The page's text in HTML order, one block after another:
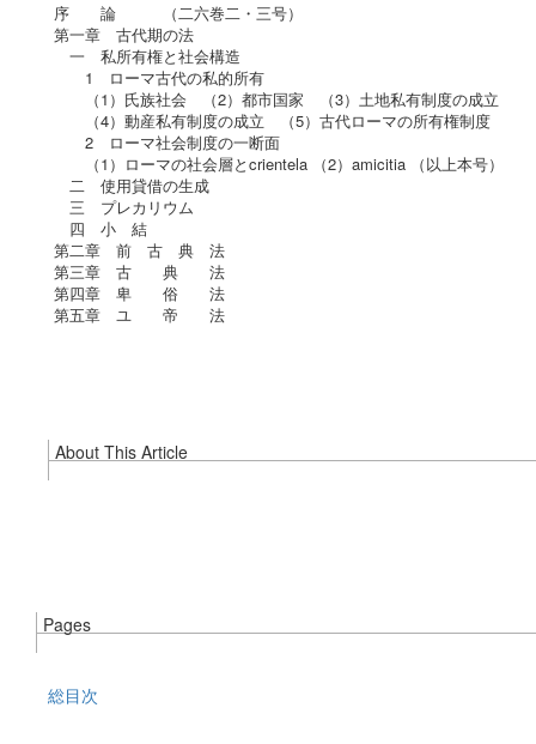
序 論 （二六巻二・三号）
第一章 古代期の法
一 私所有権と社会構造
1 ローマ古代の私的所有
（1）氏族社会 （2）都市国家 （3）土地私有制度の成立
（4）動産私有制度の成立 （5）古代ローマの所有権制度
2 ローマ社会制度の一断面
（1）ローマの社会層とcrientela （2）amicitia （以上本号）
二 使用貸借の生成
三 プレカリウム
四 小 結
第二章 前 古 典 法
第三章 古 典 法
第四章 卑 俗 法
第五章 ユ 帝 法
About This Article
Pages
総目次